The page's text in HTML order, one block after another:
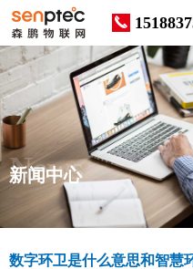
끅
数字环卫是什么意思和智慧
News
新闻中心